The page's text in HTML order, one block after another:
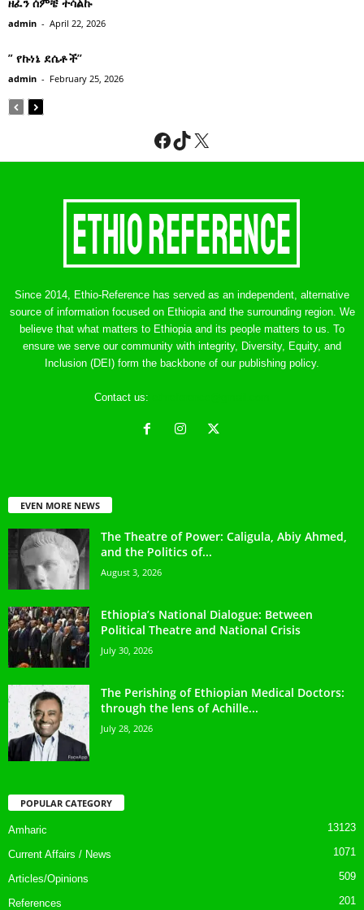
admin - April 22, 2026
” የኩነኔ ደሴቶች’’
admin - February 25, 2026
Facebook
TikTok
X
Since 2014, Ethio-Reference has served as an independent, alternative
source of information focused on Ethiopia and the surrounding region. We
believe that what matters to Ethiopia and its people matters to us. To
ensure we serve our community with integrity, Diversity, Equity, and
Inclusion (DEI) form the backbone of our publishing policy.
Contact us:
EVEN MORE NEWS
The Theatre of Power: Caligula, Abiy Ahmed,
and the Politics of...
August 3, 2026
Ethiopia’s National Dialogue: Between
Political Theatre and National Crisis
July 30, 2026
The Perishing of Ethiopian Medical Doctors:
through the lens of Achille...
July 28, 2026
POPULAR CATEGORY
Amharic 13123
Current Affairs / News 1071
Articles/Opinions 509
References 201